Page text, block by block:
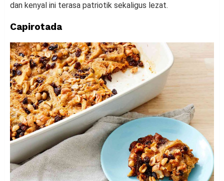
dan kenyal ini terasa patriotik sekaligus lezat.
Capirotada